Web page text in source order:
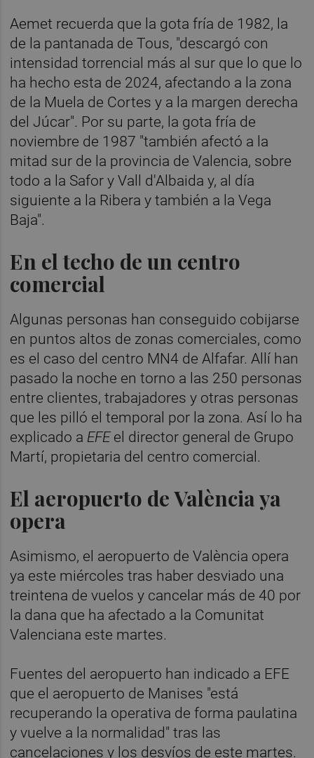
Aemet recuerda que la gota fría de 1982, la
de la pantanada de Tous, "descargó con
intensidad torrencial más al sur que lo que lo
ha hecho esta de 2024, afectando a la zona
de la Muela de Cortes y a la margen derecha
del Júcar". Por su parte, la gota fría de
noviembre de 1987 "también afectó a la
mitad sur de la provincia de Valencia, sobre
todo a la Safor y Vall d'Albaida y, al día
siguiente a la Ribera y también a la Vega
Baja".
En el techo de un centro
comercial
Algunas personas han conseguido cobijarse
en puntos altos de zonas comerciales, como
es el caso del centro MN4 de Alfafar. Allí han
pasado la noche en torno a las 250 personas
entre clientes, trabajadores y otras personas
que les pilló el temporal por la zona. Así lo ha
explicado a EFEel director general de Grupo
Martí, propietaria del centro comercial.
El aeropuerto de València ya
opera
Asimismo, el aeropuerto de València opera
ya este miércoles tras haber desviado una
treintena de vuelos y cancelar más de 40 por
la dana que ha afectado a la Comunitat
Valenciana este martes.
Fuentes del aeropuerto han indicado a EFE
que el aeropuerto de Manises "está
recuperando la operativa de forma paulatina
y vuelve a la normalidad" tras las
cancelaciones y los desvíos de este martes.